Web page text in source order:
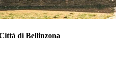
di Bellinzona